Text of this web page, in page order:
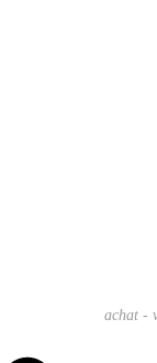
achat -